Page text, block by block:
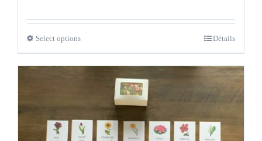
Select options Détails